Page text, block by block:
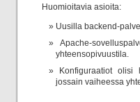
Huomioitavia asioita:
Uusilla backend-
Apache-
yhteensopivuustila.
Konfiguraatiot olisi
jossain vaiheessa